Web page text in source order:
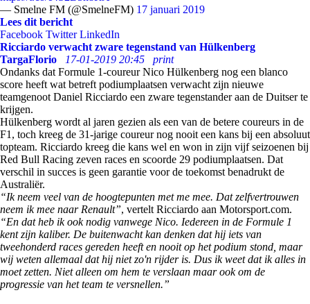
— Smelne FM (@SmelneFM) 17 januari 2019
Lees dit bericht
Facebook Twitter LinkedIn
Ricciardo verwacht zware tegenstand van Hülkenberg
TargaFlorio
17-01-2019 20:45
print
Ondanks dat Formule 1-coureur Nico Hülkenberg nog een blanco
score heeft wat betreft podiumplaatsen verwacht zijn nieuwe
teamgenoot Daniel Ricciardo een zware tegenstander aan de Duitser te
krijgen.
Hülkenberg wordt al jaren gezien als een van de betere coureurs in de
F1, toch kreeg de 31-jarige coureur nog nooit een kans bij een absoluut
topteam. Ricciardo kreeg die kans wel en won in zijn vijf seizoenen bij
Red Bull Racing zeven races en scoorde 29 podiumplaatsen. Dat
verschil in succes is geen garantie voor de toekomst benadrukt de
Australiër.
“Ik neem veel van de hoogtepunten met me mee. Dat zelfvertrouwen
neem ik mee naar Renault”, vertelt Ricciardo aan Motorsport.com.
“En dat heb ik ook nodig vanwege Nico. Iedereen in de Formule 1
kent zijn kaliber. De buitenwacht kan denken dat hij iets van
tweehonderd races gereden heeft en nooit op het podium stond, maar
wij weten allemaal dat hij niet zo'n rijder is. Dus ik weet dat ik alles in
moet zetten. Niet alleen om hem te verslaan maar ook om de
progressie van het team te versnellen.”